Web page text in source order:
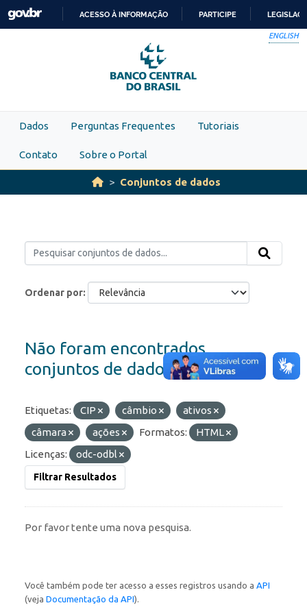
Skip to main content
PARA
O
CONTEÚDO
ACESSO À INFORMAÇÃO PARTICIPE
ENGLISH
Dados Perguntas Frequentes Tutoriais
Contato Sobre o Portal
Conjuntos de dados
Ordenar por
Não foram encontrados
conjuntos de dados
Etiquetas: CIP câmbio
ativos
câmara
ações Formatos:
HTML
Licenças:
odc-odbl
Filtrar Resultados
Por favor tente uma nova pesquisa.
Você também pode ter acesso a esses registros usando a API
(veja Documentação da API).